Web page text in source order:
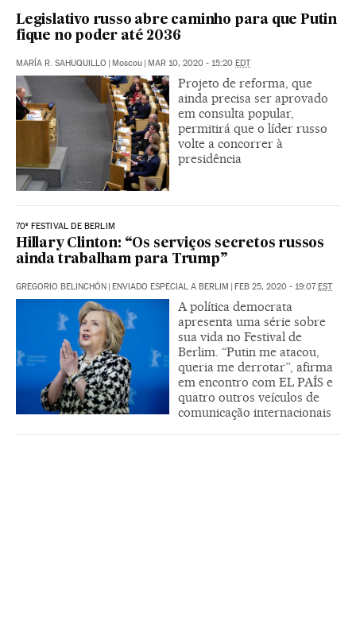
Legislativo russo abre caminho para que Putin
fique no poder até 2036
MARÍA R. SAHUQUILLO | Moscou | MAR 10, 2020 - 15:20 EDT
Projeto de reforma, que
ainda precisa ser aprovado
em consulta popular,
permitirá que o líder russo
volte a concorrer à
presidência
70º FESTIVAL DE BERLIM
Hillary Clinton: “Os serviços secretos russos
ainda trabalham para Trump”
GREGORIO BELINCHÓN | ENVIADO ESPECIAL A BERLIM | FEB 25, 2020 - 19:07EST
A política democrata
apresenta uma série sobre
sua vida no Festival de
Berlim. “Putin me atacou,
queria me derrotar”, afirma
em encontro com EL PAÍS e
quatro outros veículos de
comunicação internacionais